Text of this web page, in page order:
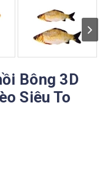
Bông 3D
Siêu To